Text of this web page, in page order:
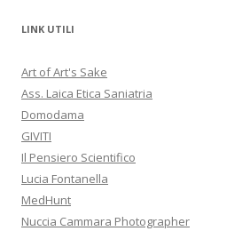
LINK UTILI
Art of Art's Sake
Ass. Laica Etica Saniatria
Domodama
GIVITI
Il Pensiero Scientifico
Lucia Fontanella
MedHunt
Nuccia Cammara Photographer